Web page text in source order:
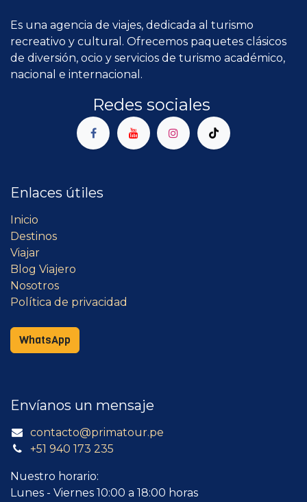
Es una agencia de viajes, dedicada al turismo
recreativo y cultural. Ofrecemos paquetes clásicos
de diversión, ocio y servicios de turismo académico,
nacional e internacional.
Redes sociales
Enlaces útiles
Inicio
Destinos
Viajar
Blog Viajero
Nosotros
Política de privacidad
WhatsApp
Envíanos un mensaje
contacto@primatour.pe
+51 940 173 235
Nuestro horario:
Lunes - Viernes 10:00 a 18:00 horas